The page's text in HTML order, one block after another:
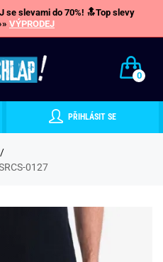
se slevami do 70%! 🔝Top slevy
VÝPRODEJ
0
PŘIHLÁSIT SE
0127